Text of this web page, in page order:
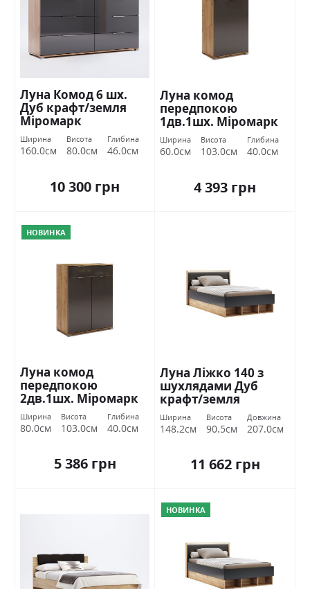
Луна Комод 6 шх.
Дуб крафт/земля
Міромарк
Ширина
160.0см
Висота
80.0см
Глибина
46.0см
10 300 грн
Луна комод
передпокою
1дв.1шх. Міромарк
Ширина
60.0см
Висота
103.0см
Глибина
40.0см
4 393 грн
НОВИНКА
Луна комод
передпокою
2дв.1шх. Міромарк
Ширина
80.0см
Висота
103.0см
Глибина
40.0см
5 386 грн
Луна Ліжко 140 з
шухлядами Дуб
крафт/земля
Міромарк
Ширина
148.2см
Висота
90.5см
Довжина
207.0см
11 662 грн
НОВИНКА